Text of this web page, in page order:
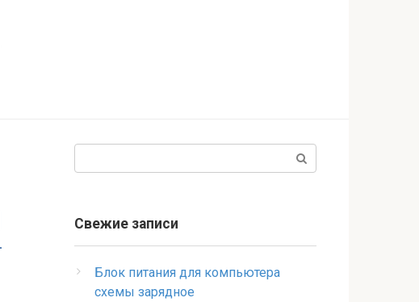
Свежие записи
Блок питания для компьютера
схемы зарядное